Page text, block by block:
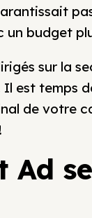
un budget
sur la
Il est temps
de votre
Ad